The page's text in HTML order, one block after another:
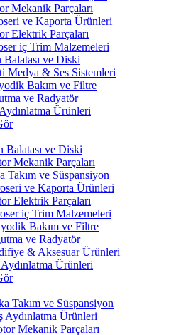
Mekanik Parçaları
ve Kaporta Ürünleri
Elektrik Parçaları
iç Trim Malzemeleri
Balatası ve Diski
Medya & Ses Sistemleri
Bakım ve Filtre
ve Radyatör
Ürünleri
Balatası ve Diski
Mekanik Parçaları
Takım ve Süspansiyon
ve Kaporta Ürünleri
Elektrik Parçaları
iç Trim Malzemeleri
Bakım ve Filtre
ve Radyatör
& Aksesuar Ürünleri
Ürünleri
Takım ve Süspansiyon
Aydınlatma Ürünleri
Mekanik Parçaları